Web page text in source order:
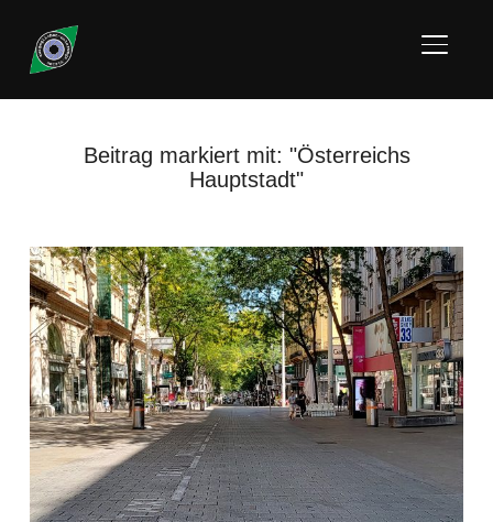
Beitrag markiert mit: "Österreichs
Hauptstadt"